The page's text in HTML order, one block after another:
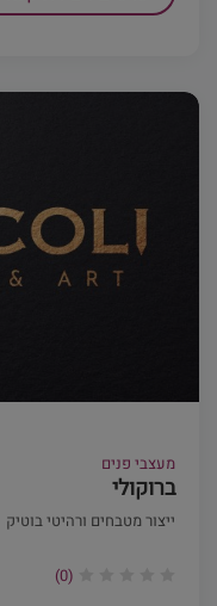
מעצבי פנים
ברוקולי
ייצור מטבחים ורהיטי בוטיק
(0)